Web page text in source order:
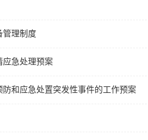
管理制度
应急处理预案
和应急处置突发性事件的工作预案